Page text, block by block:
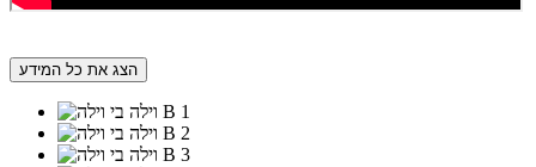
הצג את כל המידע